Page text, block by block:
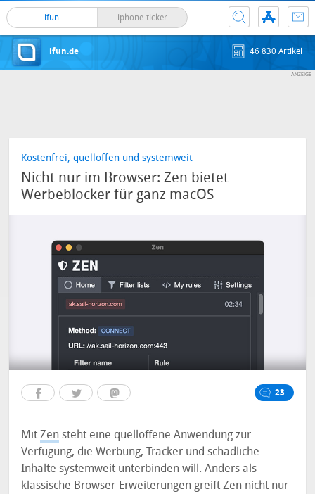
ifun iphone-ticker
ifun.de 46 830 Artikel
Kostenfrei, quelloffen und systemweit
Nicht nur im Browser: Zen bietet
Werbeblocker für ganz macOS
23
MitZen steht eine quelloffene Anwendung zur
Verfügung, die Werbung, Tracker und schädliche
Inhalte systemweit unterbinden will. Anders als
klassische Browser-Erweiterungen greift Zen nicht nur